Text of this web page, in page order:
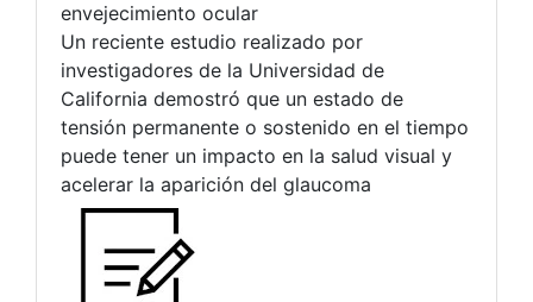
envejecimiento ocular
Un reciente estudio realizado por
investigadores de la Universidad de
California demostró que un estado de
tensión permanente o sostenido en el tiempo
puede tener un impacto en la salud visual y
acelerar la aparición del glaucoma